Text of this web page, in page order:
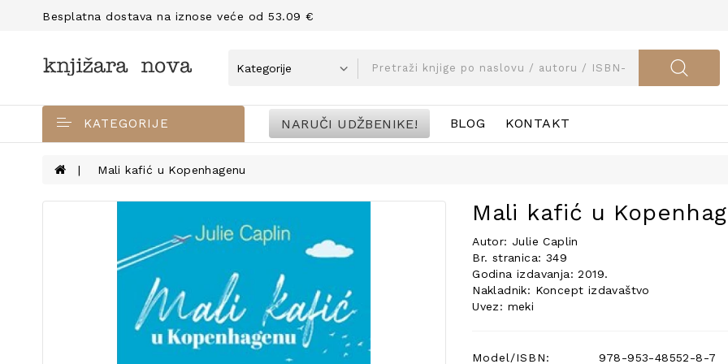
Besplatna dostava na iznose veće od 53.09 €
KATEGORIJE NARUČI UDŽBENIKE! BLOG KONTAKT
Mali kafić u Kopenhagenu
Mali kafić u
Autor: Julie Caplin
Br. stranica: 349
Godina izdavanja: 2019.
Nakladnik: Koncept izdavaštvo
Uvez: meki
Model/ISBN: 978-953-48552-8-7